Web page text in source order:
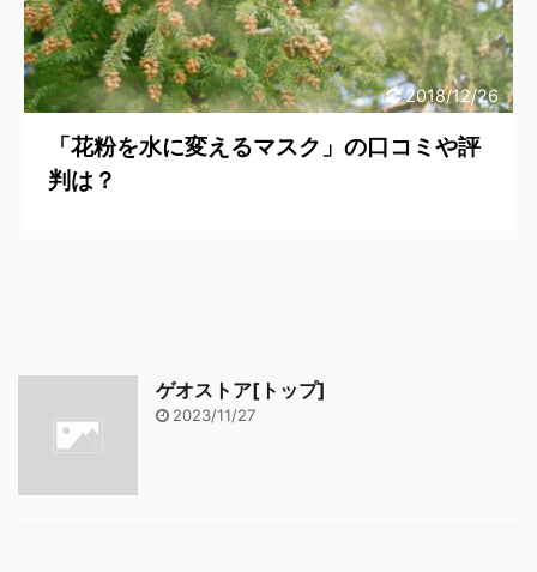
2018/12/26
「花粉を水に変えるマスク」の口コミや評
判は？
ゲオストア[トップ]
2023/11/27